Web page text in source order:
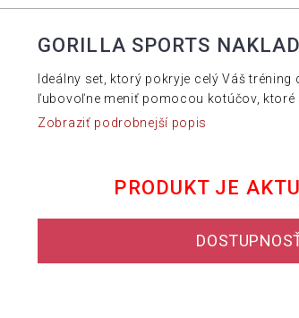
GORILLA SPORTS
Ideálny set, ktorý pokryje celý Váš
ľubovoľne meniť pomocou kotúčov, ktoré
Zobraziť podrobnejší popis
PRODUKT JE